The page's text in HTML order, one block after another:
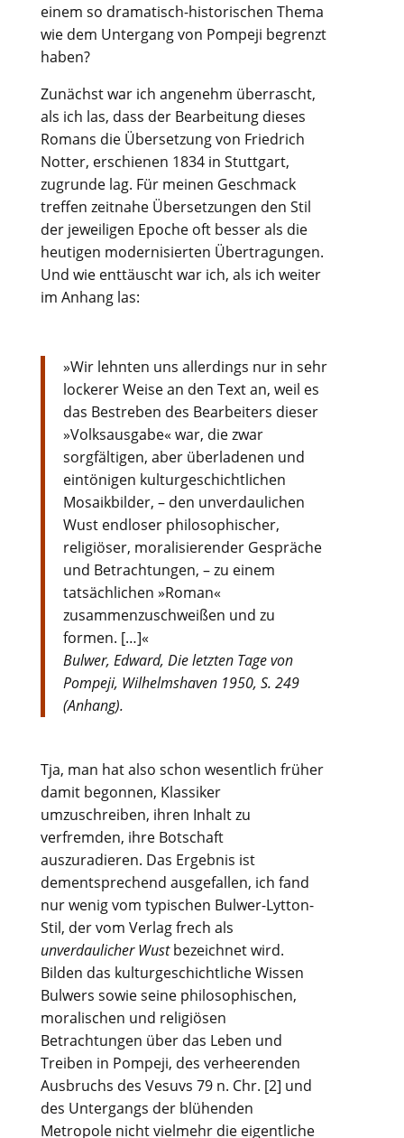
einem so dramatisch-historischen Thema
wie dem Untergang von Pompeji begrenzt
haben?
Zunächst war ich angenehm überrascht,
als ich las, dass der Bearbeitung dieses
Romans die Übersetzung von Friedrich
Notter, erschienen 1834 in Stuttgart,
zugrunde lag. Für meinen Geschmack
treffen zeitnahe Übersetzungen den Stil
der jeweiligen Epoche oft besser als die
heutigen modernisierten Übertragungen.
Und wie enttäuscht war ich, als ich weiter
im Anhang las:
»Wir lehnten uns allerdings nur in sehr
lockerer Weise an den Text an, weil es
das Bestreben des Bearbeiters dieser
»Volksausgabe« war, die zwar
sorgfältigen, aber überladenen und
eintönigen kulturgeschichtlichen
Mosaikbilder, – den unverdaulichen
Wust endloser philosophischer,
religiöser, moralisierender Gespräche
und Betrachtungen, – zu einem
tatsächlichen »Roman«
zusammenzuschweißen und zu
formen. […]«
Bulwer, Edward, Die letzten Tage von
Pompeji, Wilhelmshaven 1950, S. 249
(Anhang).
Tja, man hat also schon wesentlich früher
damit begonnen, Klassiker
umzuschreiben, ihren Inhalt zu
verfremden, ihre Botschaft
auszuradieren. Das Ergebnis ist
dementsprechend ausgefallen, ich fand
nur wenig vom typischen Bulwer-Lytton-
Stil, der vom Verlag frech als
unverdaulicher Wustbezeichnet wird.
Bilden das kulturgeschichtliche Wissen
Bulwers sowie seine philosophischen,
moralischen und religiösen
Betrachtungen über das Leben und
Treiben in Pompeji, des verheerenden
Ausbruchs des Vesuvs 79 n. Chr. [2] und
des Untergangs der blühenden
Metropole nicht vielmehr die eigentliche